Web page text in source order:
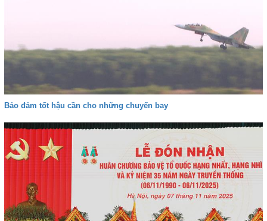
Bảo đảm tốt hậu cần cho những chuyến bay